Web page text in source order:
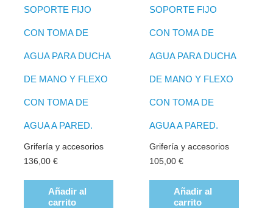
SOPORTE FIJO
CON TOMA DE
AGUA PARA DUCHA
DE MANO Y FLEXO
CON TOMA DE
AGUA A PARED.
Grifería y accesorios
136,00€
Añadir al
carrito
SOPORTE FIJO
CON TOMA DE
AGUA PARA DUCHA
DE MANO Y FLEXO
CON TOMA DE
AGUA A PARED.
Grifería y accesorios
105,00 €
Añadir al
carrito